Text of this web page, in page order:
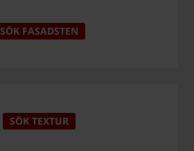
SÖK FASADSTEN
SÖK TEXTUR